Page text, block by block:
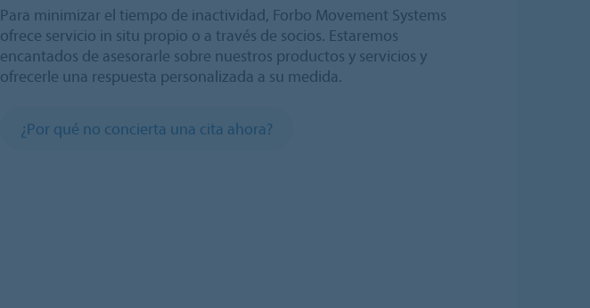
Para minimizar el tiempo de inactividad, Forbo Movement Systems
ofrece servicio in situ propio o a través de socios. Estaremos
encantados de asesorarle sobre nuestros productos y servicios y
ofrecerle una respuesta personalizada a su medida.
¿Por qué no concierta una cita ahora?